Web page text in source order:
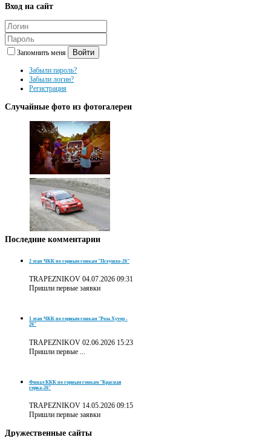
Вход на сайт
Запомнить меня Войти
Забыли пароль?
Забыли логин?
Регистрация
Случайные фото из фотогалереи
Последние комментарии
2 этап ЧКК по горным гонкам "Псеушхо-26"
TRAPEZNIKOV 04.07.2026 09:31
Пришли первые заявки
1 этап ЧКК по горным гонкам "Роза Хутор -
26"
TRAPEZNIKOV 02.06.2026 15:23
Пришли первые ...
Финал ККК по горным гонкам "Красная
горка-26"
TRAPEZNIKOV 14.05.2026 09:15
Пришли первые заявки
Дружественные сайты